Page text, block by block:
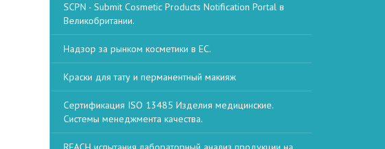
SCPN - Submit Cosmetic Products Notification Portal в
Великобритании.
Надзор за рынком косметики в ЕС.
Краски для тату и перманентный макияж
Сертификация ISO 13485 Изделия медицинские.
Системы менеджмента качества.